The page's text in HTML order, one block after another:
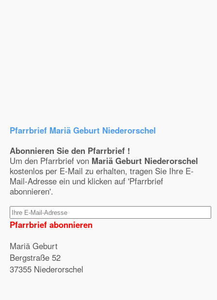
Pfarrbrief Mariä Geburt Niederorschel
Abonnieren Sie den Pfarrbrief !
Um den Pfarrbrief von Mariä Geburt Niederorschel
kostenlos per E-Mail zu erhalten, tragen Sie Ihre E-
Mail-Adresse ein und klicken auf 'Pfarrbrief
abonnieren'.
Pfarrbrief abonnieren
Mariä Geburt
Bergstraße 52
37355 Niederorschel